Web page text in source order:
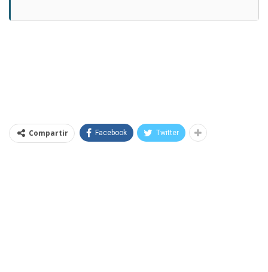
Compartir Facebook Twitter